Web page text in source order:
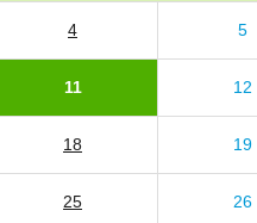
4 5
11 12
18 19
25 26